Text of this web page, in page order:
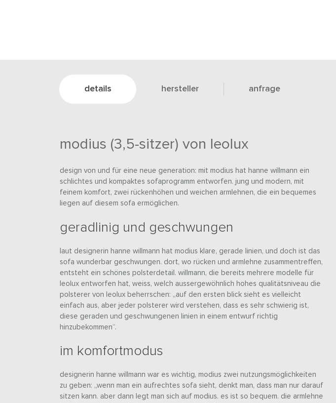
details hersteller anfrage
modius (3,5-sitzer) von leolux
design von und für eine neue generation: mit modius hat hanne willmann ein
schlichtes und kompaktes sofaprogramm entworfen. jung und modern, mit
feinem komfort, zwei rückenhöhen und weichen armlehnen, die ein bequemes
liegen auf diesem sofa ermöglichen.
geradlinig und geschwungen
laut designerin hanne willmann hat modius klare, gerade linien, und doch ist das
sofa wunderbar geschwungen. dort, wo rücken und armlehne zusammentreffen,
entsteht ein schönes polsterdetail. willmann, die bereits mehrere modelle für
leolux entworfen hat, weiss, welch aussergewöhnlich hohes qualitätsniveau die
polsterer von leolux beherrschen: „auf den ersten blick sieht es vielleicht
einfach aus, aber jeder polsterer wird verstehen, dass es sehr schwierig ist,
diese geraden und geschwungenen linien in einem entwurf richtig
hinzubekommen“.
im komfortmodus
designerin hanne willmann war es wichtig, modius zwei nutzungsmöglichkeiten
zu geben: „wenn man ein aufrechtes sofa sieht, denkt man, dass man nur darauf
sitzen kann. aber dann legt man sich auf modius. es ist so bequem. die armlehne